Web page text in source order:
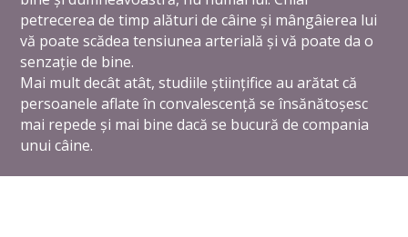
petrecerea de timp alături de câine și mângâierea lui
vă poate scădea tensiunea arterială și vă poate da o
senzație de bine.
Mai mult decât atât, studiile științifice au arătat că
persoanele aflate în convalescență se însănătoșesc
mai repede și mai bine dacă se bucură de compania
unui câine.